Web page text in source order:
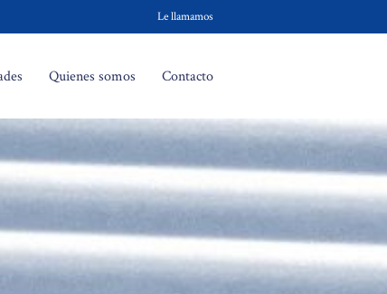
Le llamamos
Quienes somos Contacto